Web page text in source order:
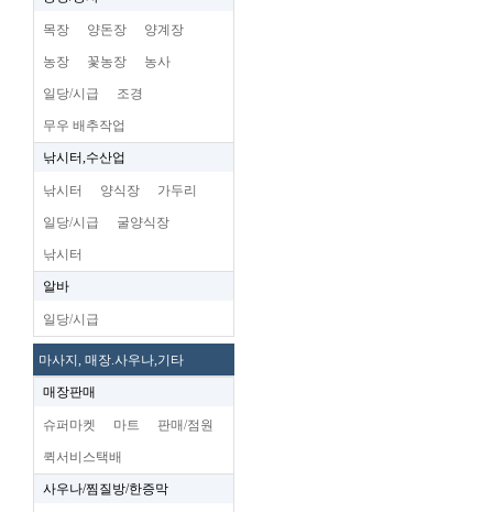
목장 양돈장 양계장
농장 꽃농장 농사
일당/시급 조경
무우 배추작업
낚시터,수산업
낚시터 양식장 가두리
일당/시급 굴양식장
낚시터
알바
일당/시급
마사지, 매장.사우나,기타
매장판매
슈퍼마켓 마트 판매/점원
퀵서비스택배
사우나/찜질방/한증막